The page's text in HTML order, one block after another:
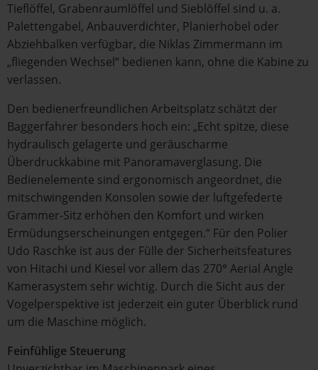
Tieflöffel, Grabenraumlöffel und Sieblöffel sind u. a.
Palettengabel, Anbauverdichter, Planierhobel oder
Abziehbalken verfügbar, die Niklas Zimmermann im
„fliegenden Wechsel“ bedienen kann, ohne die Kabine zu
verlassen.
Den bedienerfreundlichen Arbeitsplatz schätzt der
Baggerfahrer besonders hoch ein: „Echt spitze, diese
hydraulisch gelagerte und geräuscharme
Überdruckkabine mit Panoramaverglasung. Die
Bedienelemente sind ergonomisch angeordnet, die
mitschwingenden Konsolen sowie der luftgefederte
Grammer-Sitz erhöhen den Komfort und wirken
Ermüdungserscheinungen entgegen.“ Für den Polier
Udo Raschke ist aus der Fülle der Sicherheitsfeatures
von Hitachi und Kiesel vor allem das 270° Aerial Angle
Kamerasystem sehr wichtig. Durch die Sicht aus der
Vogelperspektive ist jederzeit ein guter Überblick rund
um die Maschine möglich.
Feinfühlige Steuerung